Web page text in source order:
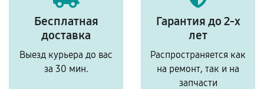
Бесплатная
доставка
Выезд курьера до вас
за 30 мин.
Гарантия до 2-х
лет
Распространяется как
на ремонт, так и на
запчасти